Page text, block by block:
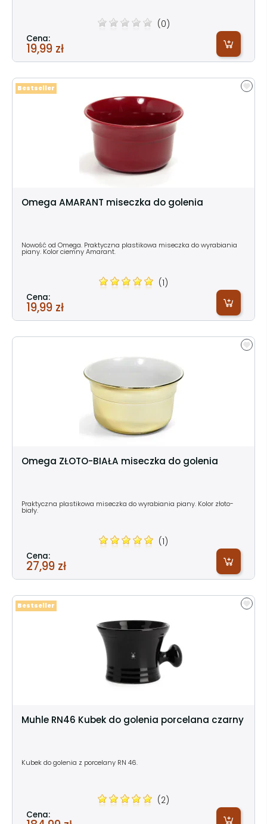
(0)
Cena:
19,99 zł
Omega AMARANT miseczka do golenia
Nowość od Omega. Praktyczna plastikowa miseczka do wyrabiania
piany. Kolor ciemny Amarant.
(1)
Cena:
19,99 zł
Bestseller
Omega ZŁOTO-BIAŁA miseczka do golenia
Praktyczna plastikowa miseczka do wyrabiania piany. Kolor złoto-
biały.
(1)
Cena:
27,99 zł
Muhle RN46 Kubek do golenia porcelana czarny
Kubek do golenia z porcelany RN 46.
(2)
Cena:
Bestseller